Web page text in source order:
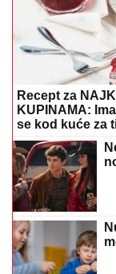
Recept za
KUPINAMA:
se kod kuće za